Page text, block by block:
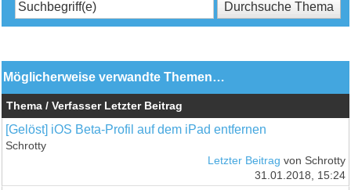
Möglicherweise verwandte Themen…
Thema / Verfasser Letzter Beitrag
[Gelöst] iOS Beta-Profil auf dem iPad entfernen
Schrotty
Letzter Beitrag von Schrotty
31.01.2018, 15:24